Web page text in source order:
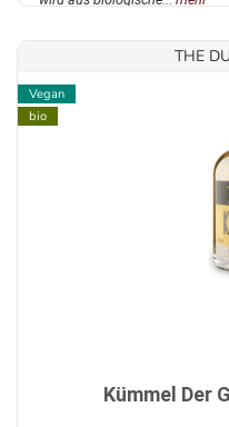
THE
Vegan
bio
Kümmel Der